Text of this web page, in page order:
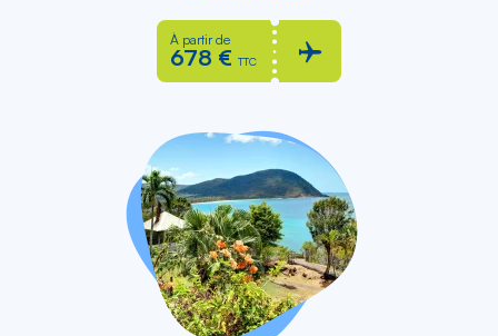
À partir de
678 € TTC